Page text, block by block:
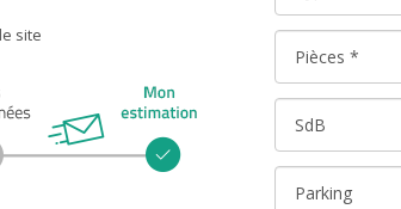
site